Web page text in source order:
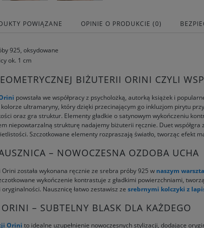
POWIĄZANE OPINIE O PRODUKCIE (0)
925, oksydowane
ok. 1 cm
BIŻUTERII ORINI CZYLI
powstała we współpracy z psycholożką, autorką książek i
ultramaryny, który dzięki przecinającym go inkluzjom pirytu
oraz gra struktur. Elementy gładkie o satynowym wykończeniu
niepowtarzalną strukturę nadajemy biżuterii ręcznie. Duet
Szczotkowane elementy rozpraszają światło, tworząc efekt
– NOWOCZESNA OZDOBA UCHA
została wykonana ręcznie ze srebra próby 925 w naszym
wykończenie kontrastuje z gładkimi powierzchniami,
Nausznicę łatwo zestawisz ze srebrnymi kolczyki z
– SUBTELNY BLASK DLA KAŻDEGO
Orini to idealne uzupełnienie nowoczesnych stylizacji, dodające